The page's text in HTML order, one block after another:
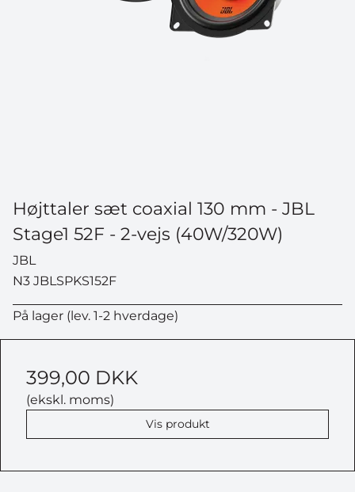
Højttaler sæt coaxial 130 mm - JBL
Stage1 52F - 2-vejs (40W/320W)
JBL
N3 JBLSPKS152F
På lager (lev. 1-2 hverdage)
399,00 DKK
(ekskl. moms)
Vis produkt
CYKELHOLDER
DELTAG I KONKURRENCEN
*Når du tilmelder dig konkurrencen, bliver du samtidig
tilmeldt vores nyhedsbrev, som du kan afmelde når
som helst.